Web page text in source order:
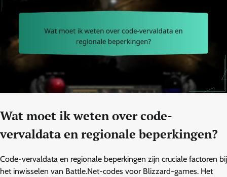
Wat moet ik weten over code-
vervaldata en regionale beperkingen?
Code-vervaldata en regionale beperkingen zijn cruciale factoren bij
het inwisselen van Battle.Net-codes voor Blizzard-games. Het